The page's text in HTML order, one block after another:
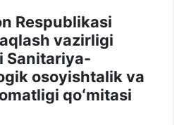
Respublikasi
vazirligi
Sanitariya-
osoyishtalik va
qoʻmitasi